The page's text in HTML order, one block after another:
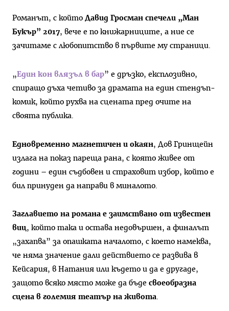
Романът, с който Давид Гросман спечели „Ман
Букър” 2017, вече е по книжарниците, а ние се
зачитаме с любопитство в първите му страници.
„ Един кон влязъл в бар” е дръзко, експлозивно,
спиращо дъха четиво за драмата на един стендъп-
комик, който рухва на сцената пред очите на
своята публика.
Едновременно магнетичен и окаян, Дов Гринщейн
излага на показ пареща рана, с която живее от
години – един съдбовен и страховит избор, който е
бил принуден да направи в миналото.
Заглавието на романа е заимствано от известен
виц, който така и остава недовършен, а финалът
„захапва” за опашката началото, с което намеква,
че няма значение дали действието се развива в
Кейсария, в Натания или където и да е другаде,
защото всяко място може да бъде своеобразна
сцена в големия театър на живота.